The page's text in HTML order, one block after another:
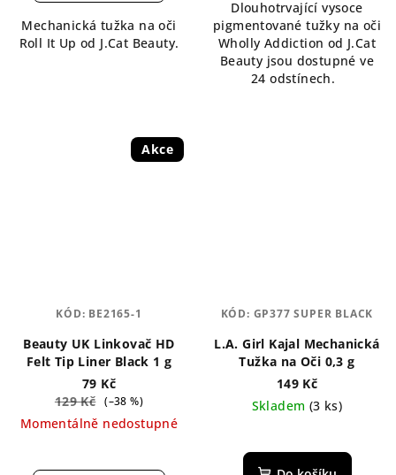
z
5
Mechanická tužka na oči
Roll It Up od J.Cat Beauty.
z
5
hvězdiček.
Dlouhotrvající vysoce
pigmentované tužky na oči
Wholly Addiction od J.Cat
Beauty jsou dostupné ve
24 odstínech.
Akce
Beauty UK Linkovač HD
Felt Tip Liner Black 1 g
79 Kč
129 Kč (–38 %)
Momentálně nedostupné
hodnocení
KÓD: BE2165-1
L.A. Girl Kajal Mechanická
Tužka na Oči 0,3 g
149 Kč
Skladem (3 ks)
hodnocení
produktu
KÓD: GP377 SUPER BLACK